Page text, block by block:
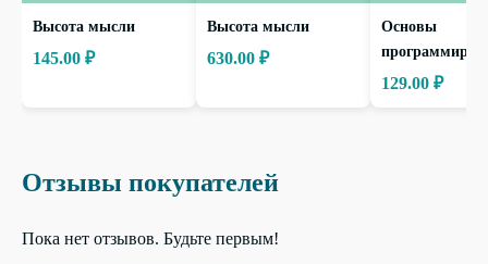
Высота мысли
145.00 ₽
Высота мысли
630.00 ₽
Основы
129.00 ₽
Отзывы покупателей
Пока нет отзывов. Будьте первым!